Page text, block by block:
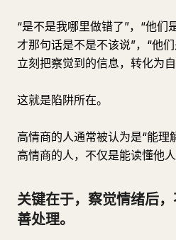
“是不是我哪里做错了”，“他们
才那句话是不是不该说”，“他
立刻把察觉到的信息，转化为自
这就是陷阱所在。
高情商的人通常被认为是“能理
高情商的人，不仅是能读懂他人
关键在于，察觉情绪后
善处理。